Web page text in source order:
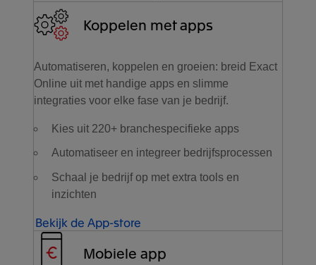
Koppelen met apps
Automatiseren, koppelen en groeien: breid Exact
Online uit met handige apps en slimme
integraties voor elke fase van je bedrijf.
Kies uit 220+ branchespecifieke apps
Automatiseer en integreer bedrijfsprocessen
Schaal je bedrijf op met extra tools en
inzichten
Bekijk de App-store
Mobiele app